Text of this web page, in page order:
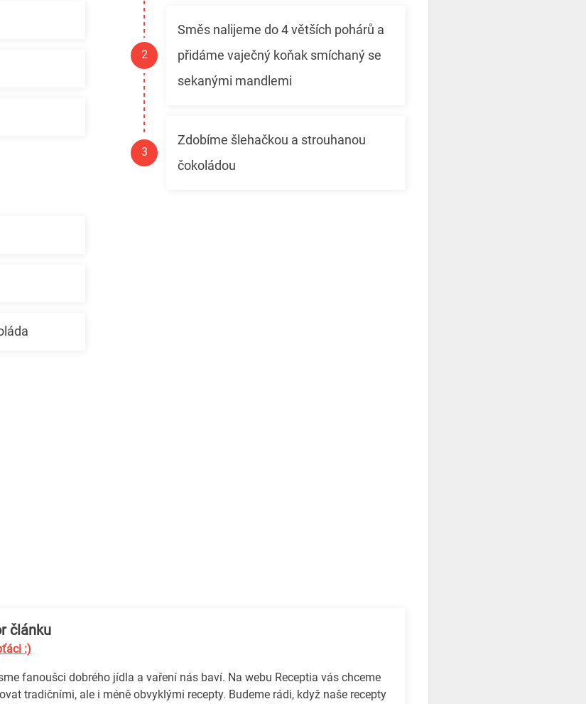
Směs nalijeme do 4 větších pohárů a
přidáme vaječný koňak smíchaný se
sekanými mandlemi
Zdobíme šlehačkou a strouhanou
čokoládou
článku
:)
fanoušci dobrého jídla a vaření nás baví. Na webu Receptia vás chceme
tradičními, ale i méně obvyklými recepty. Budeme rádi, když naše recepty